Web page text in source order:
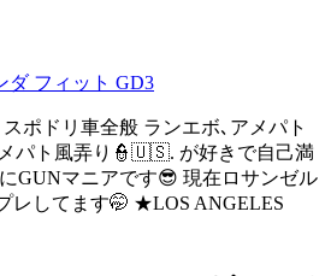
ダ フィット GD3
ポドリ車全般 ランエボ､アメパト
メパト風弄り👮🇺🇸. が好きで自己満
GUNマニアです😎 現在ロサンゼル
レしてます🤭 ★LOS ANGELES